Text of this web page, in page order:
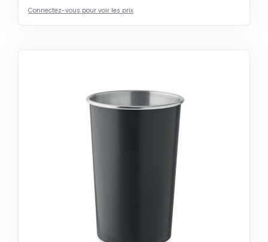
Connectez-vous pour voir les prix